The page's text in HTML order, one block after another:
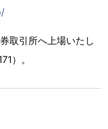
取引所へ上場いたし
）。